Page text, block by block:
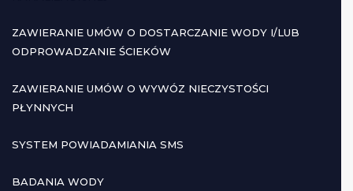
ZAWIERANIE UMÓW O DOSTARCZANIE WODY I/LUB
ODPROWADZANIE ŚCIEKÓW
ZAWIERANIE UMÓW O WYWÓZ NIECZYSTOŚCI
PŁYNNYCH
SYSTEM POWIADAMIANIA SMS
BADANIA WODY